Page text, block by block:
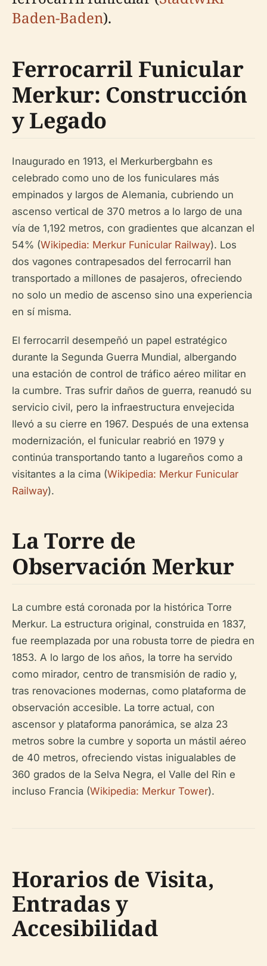
Baden-Baden).
Ferrocarril Funicular
Merkur: Construcción
y Legado
Inaugurado en 1913, el Merkurbergbahn es
celebrado como uno de los funiculares más
empinados y largos de Alemania, cubriendo un
ascenso vertical de 370 metros a lo largo de una
vía de 1,192 metros, con gradientes que alcanzan el
54% (Wikipedia: Merkur Funicular Railway). Los
dos vagones contrapesados del ferrocarril han
transportado a millones de pasajeros, ofreciendo
no solo un medio de ascenso sino una experiencia
en sí misma.
El ferrocarril desempeñó un papel estratégico
durante la Segunda Guerra Mundial, albergando
una estación de control de tráfico aéreo militar en
la cumbre. Tras sufrir daños de guerra, reanudó su
servicio civil, pero la infraestructura envejecida
llevó a su cierre en 1967. Después de una extensa
modernización, el funicular reabrió en 1979 y
continúa transportando tanto a lugareños como a
visitantes a la cima (Wikipedia: Merkur Funicular
Railway).
La Torre de
Observación Merkur
La cumbre está coronada por la histórica Torre
Merkur. La estructura original, construida en 1837,
fue reemplazada por una robusta torre de piedra en
1853. A lo largo de los años, la torre ha servido
como mirador, centro de transmisión de radio y,
tras renovaciones modernas, como plataforma de
observación accesible. La torre actual, con
ascensor y plataforma panorámica, se alza 23
metros sobre la cumbre y soporta un mástil aéreo
de 40 metros, ofreciendo vistas inigualables de
360 grados de la Selva Negra, el Valle del Rin e
incluso Francia (Wikipedia: Merkur Tower).
Horarios de Visita,
Entradas y
Accesibilidad